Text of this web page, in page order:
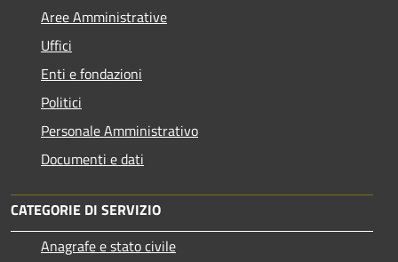
Aree Amministrative
Uffici
Enti e fondazioni
Politici
Personale Amministrativo
Documenti e dati
CATEGORIE DI SERVIZIO
Anagrafe e stato civile